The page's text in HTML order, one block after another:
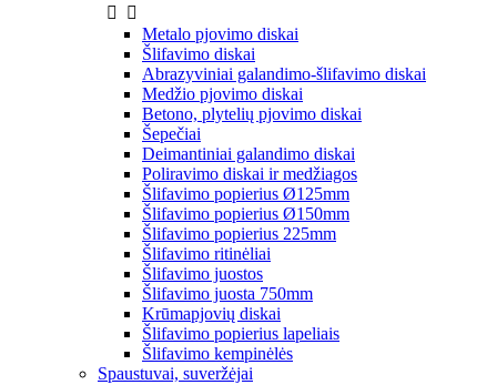


Metalo pjovimo diskai
Šlifavimo diskai
Abrazyviniai galandimo-šlifavimo diskai
Medžio pjovimo diskai
Betono, plytelių pjovimo diskai
Šepečiai
Deimantiniai galandimo diskai
Poliravimo diskai ir medžiagos
Šlifavimo popierius Ø125mm
Šlifavimo popierius Ø150mm
Šlifavimo popierius 225mm
Šlifavimo ritinėliai
Šlifavimo juostos
Šlifavimo juosta 750mm
Krūmapjovių diskai
Šlifavimo popierius lapeliais
Šlifavimo kempinėlės
Spaustuvai, suveržėjai